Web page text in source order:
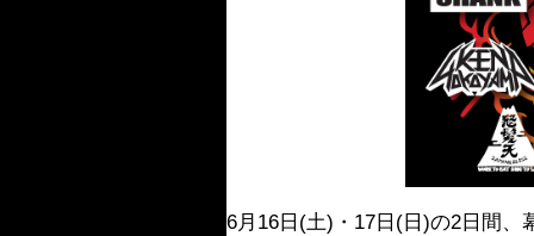
6月16日(土)・17日(日)の2日間、